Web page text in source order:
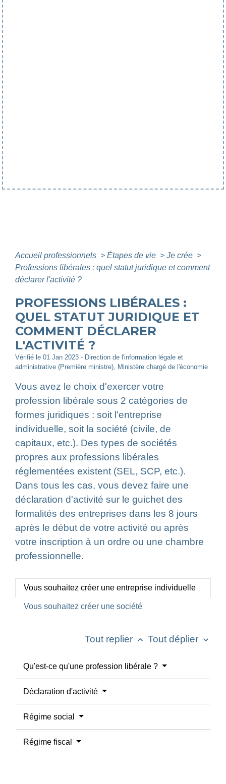
Accueil professionnels > Étapes de vie > Je crée >
Professions libérales : quel statut juridique et comment
déclarer l'activité ?
PROFESSIONS LIBÉRALES :
QUEL STATUT JURIDIQUE ET
COMMENT DÉCLARER
L'ACTIVITÉ ?
Vérifié le 01 Jan 2023 - Direction de l'information légale et
administrative (Première ministre), Ministère chargé de l'économie
Vous avez le choix d'exercer votre
profession libérale sous 2 catégories de
formes juridiques : soit l'entreprise
individuelle, soit la société (civile, de
capitaux, etc.). Des types de sociétés
propres aux professions libérales
réglementées existent (SEL, SCP, etc.).
Dans tous les cas, vous devez faire une
déclaration d'activité sur le guichet des
formalités des entreprises dans les 8 jours
après le début de votre activité ou après
votre inscription à un ordre ou une chambre
professionnelle.
Vous souhaitez créer une entreprise individuelle
Vous souhaitez créer une société
Tout replier keyboard_arrow_up Tout déplier keyboard_arrow_down
Qu'est-ce qu'une profession libérale ?
Déclaration d'activité
Régime social
Régime fiscal